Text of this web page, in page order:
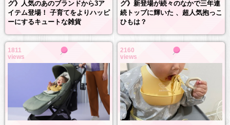
グ》人気のあのブランドから3ア
イテム登場！ 子育てをよりハッピ
ーにするキュートな雑貨
グ》新登場が続々のなかで三年連
続トップに輝いた 、超人気抱っこ
ひもは？
1811
views
2160
views